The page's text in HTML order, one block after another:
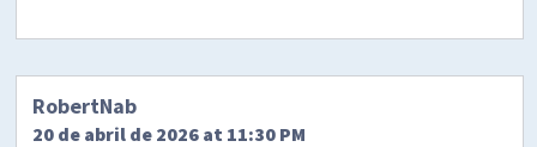
RobertNab
20 de abril de 2026 at 11:30 PM